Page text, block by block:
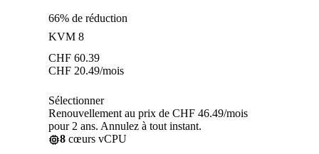
66% de réduction
KVM 8
CHF 60.39
CHF 20.49/mois
Sélectionner
Renouvellement au prix de CHF 46.49/mois
pour 2 ans. Annulez à tout instant.
8 cœurs vCPU